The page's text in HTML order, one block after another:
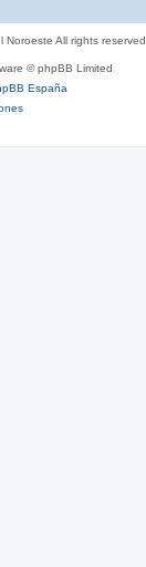
All rights reserved.
© phpBB Limited
España